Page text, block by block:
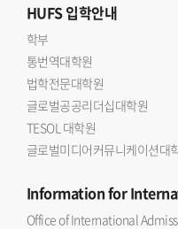
HUFS입학안내
학부
통번역대학원
법학전문대학원
글로벌공공리더십대학원
TESOL 대학원
글로벌미디어커뮤니케이션대
Informationfor
Office of International